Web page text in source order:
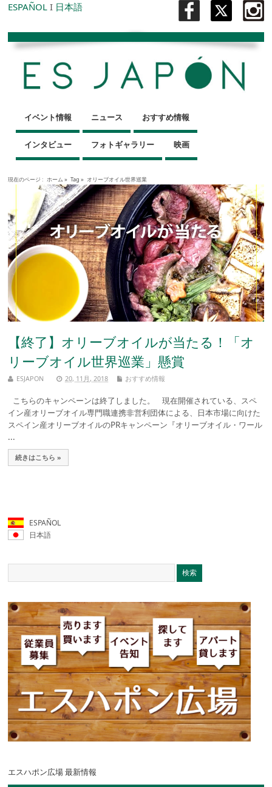
ESPAÑOL I 日本語
イベント情報 ニュース おすすめ情報
インタビュー フォトギャラリー 映画
現在のページ : ホーム » Tag » オリーブオイル世界巡業
【終了】オリーブオイルが当たる！「オ
リーブオイル世界巡業」懸賞
ESJAPON 20, 11月, 2018 おすすめ情報
こちらのキャンペーンは終了しました。 現在開催されている、スペ
イン産オリーブオイル専門職連携非営利団体による、日本市場に向けた
スペイン産オリーブオイルのPRキャンペーン『オリーブオイル・ワール
...
続きはこちら »
ESPAÑOL
日本語
エスハポン広場 最新情報